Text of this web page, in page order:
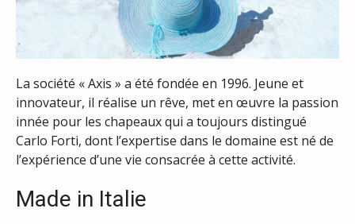
La société « Axis » a été fondée en 1996. Jeune et
innovateur, il réalise un rêve, met en œuvre la passion
innée pour les chapeaux qui a toujours distingué
Carlo Forti, dont l’expertise dans le domaine est né de
l’expérience d’une vie consacrée à cette activité.
Made in Italie